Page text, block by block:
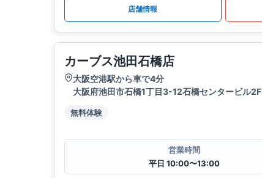
店舗情報
カーブス池田石橋店
大阪空港駅から車で4分
大阪府池田市石橋1丁目3-12石橋センタービル2F
無料体験
営業時間
平日 10:00〜13:00